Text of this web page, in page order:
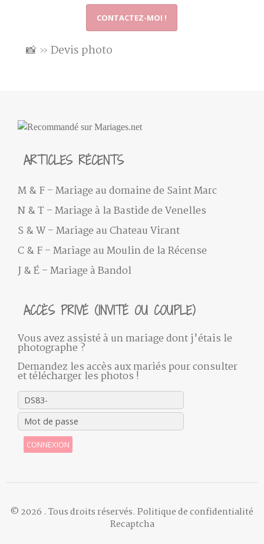
CONTACTEZ-MOI !
📸» Devis photo
ARTICLES RÉCENTS
M & F – Mariage au domaine de Saint Marc
N & T – Mariage à la Bastide de Venelles
S & W – Mariage au Chateau Virant
C & F – Mariage au Moulin de la Récense
J & É – Mariage à Bandol
ACCÈS PRIVÉ (INVITÉ OU COUPLE)
Vous avez assisté à un mariage dont j'étais le
photographe ?
Demandez les accès aux mariés pour consulter
et télécharger les photos !
CONNEXION
© 2026 . Tous droits réservés. Politique de confidentialité
Recaptcha